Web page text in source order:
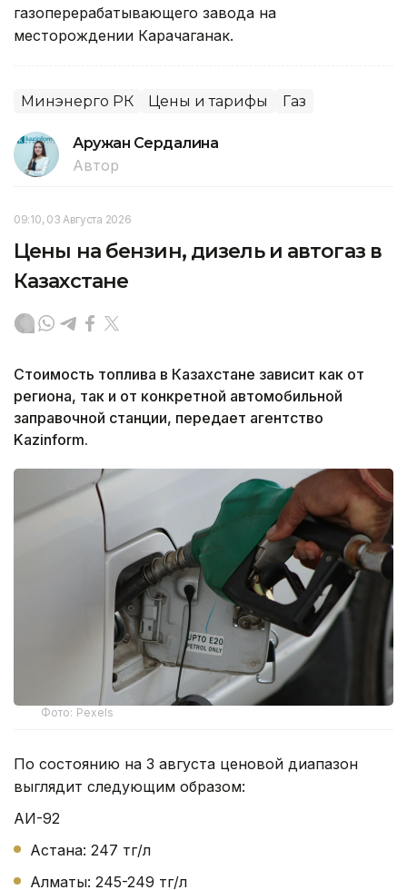
газоперерабатывающего завода на
месторождении Карачаганак.
Минэнерго РК Цены и тарифы Газ
Аружан Сердалина
Автор
09:10, 03 Августа 2026
Цены на бензин, дизель и автогаз в
Казахстане
Стоимость топлива в Казахстане зависит как от
региона, так и от конкретной автомобильной
заправочной станции, передает агентство
Kazinform.
Фото: Pexels
По состоянию на 3 августа ценовой диапазон
выглядит следующим образом:
АИ-92
Астана: 247 тг/л
Алматы: 245-249 тг/л